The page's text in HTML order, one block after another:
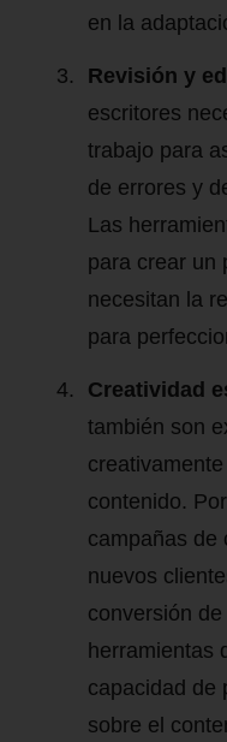
en la
Revisión y
escritores
trabajo para
de errores y
Las
para crear un
necesitan la
para
Creatividad
también son
contenido.
campañas de
nuevos
conversión
herramientas
capacidad de
sobre el